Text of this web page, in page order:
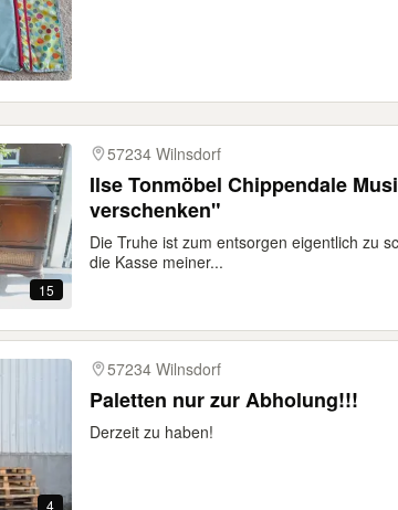
15
57234 Wilnsdorf
Ilse Tonmöbel Chippendale
verschenken"
Die Truhe ist zum entsorgen eigentlich zu
die Kasse meiner...
4
57234 Wilnsdorf
Paletten nur zur Abholung!!!
Derzeit zu haben!